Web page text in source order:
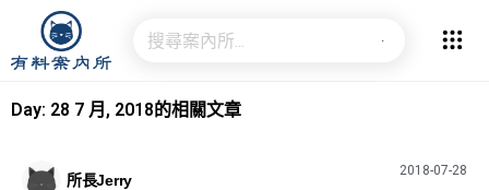
Day: 28 7 月, 2018的相關文章
所長Jerry
2018-07-28